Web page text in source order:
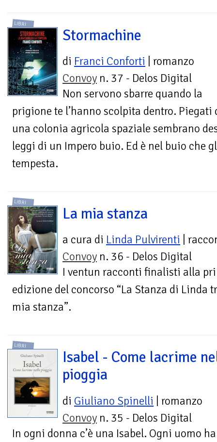
LIBRI
Stormachine
di Franci Conforti | romanzo
Convoy n. 37 - Delos Digital
Non servono sbarre quando la
prigione te l’hanno scolpita dentro.
una colonia agricola spaziale sembrano
leggi di un Impero buio. Ed è nel buio che
tempesta.
LIBRI
La mia stanza
a cura di Linda Pulvirenti |
Convoy n. 36 - Delos Digital
I ventun racconti finalisti alla
edizione del concorso “La Stanza di Linda
mia stanza”.
LIBRI
Isabel - Come lacrime
pioggia
di Giuliano Spinelli | romanzo
Convoy n. 35 - Delos Digital
In ogni donna c’è una Isabel. Ogni uomo